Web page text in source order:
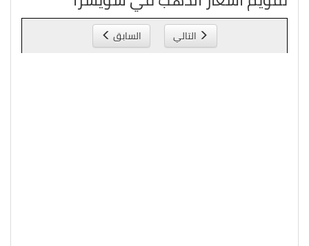
التالي السابق